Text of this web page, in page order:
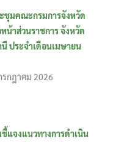
ชุมคณะกรมการจังหวัด
น้าส่วนราชการ จังหวัด
ประจำเดือนเมษายน
รกฎาคม 2026
แจงแนวทางการดำเนิน